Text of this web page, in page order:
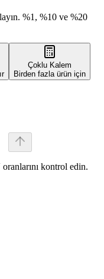
%1, %10 ve %20
Çoklu Kalem
Birden fazla ürün için
kontrol edin.